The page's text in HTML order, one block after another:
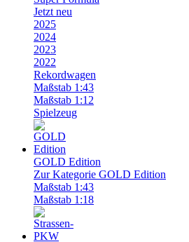
Jetzt neu
2025
2024
2023
2022
Rekordwagen
Maßstab 1:43
Maßstab 1:12
Spielzeug
GOLD Edition
Zur Kategorie GOLD Edition
Maßstab 1:43
Maßstab 1:18